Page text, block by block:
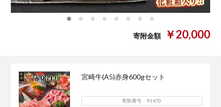
寄附金額 ￥20,000
宮崎牛(A5)赤身600gセット
寄附番号 91470